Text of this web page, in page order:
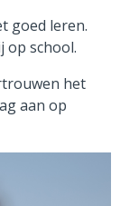
goed leren.
op school.
het
aan op